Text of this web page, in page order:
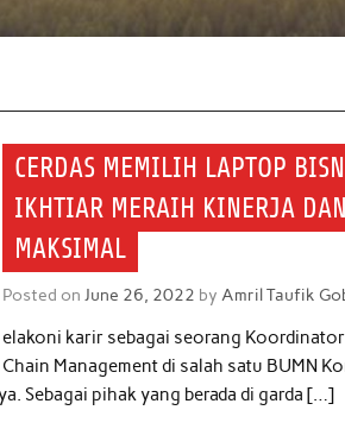
CERDAS MEMILIH LAPTOP
IKHTIAR MERAIH KINERJA
MAKSIMAL
Posted onJune 26, 2022 byAmril Taufik
elakoni karir sebagai seorang
Chain Management di salah satu BUMN
Sebagai pihak yang berada di garda […]